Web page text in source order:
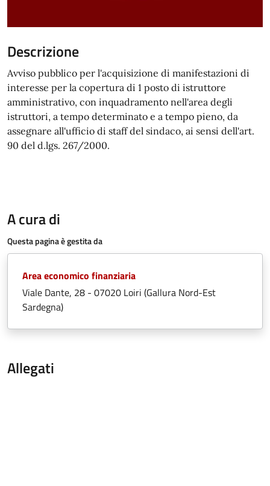
Descrizione
Avviso pubblico per l'acquisizione di manifestazioni di
interesse per la copertura di 1 posto di istruttore
amministrativo, con inquadramento nell'area degli
istruttori, a tempo determinato e a tempo pieno, da
assegnare all'ufficio di staff del sindaco, ai sensi dell'art.
90 del d.lgs. 267/2000.
A cura di
Questa pagina è gestita da
Area economico finanziaria
Viale Dante, 28 - 07020 Loiri (Gallura Nord-Est
Sardegna)
Allegati